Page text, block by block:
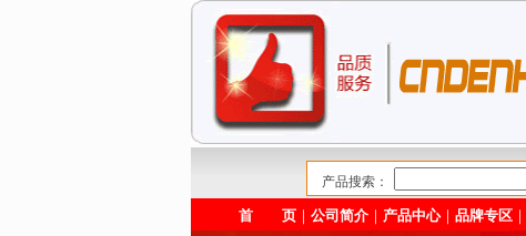
产品搜索：
首 页｜ 公司简介｜ 产品中心｜ 品牌专区｜